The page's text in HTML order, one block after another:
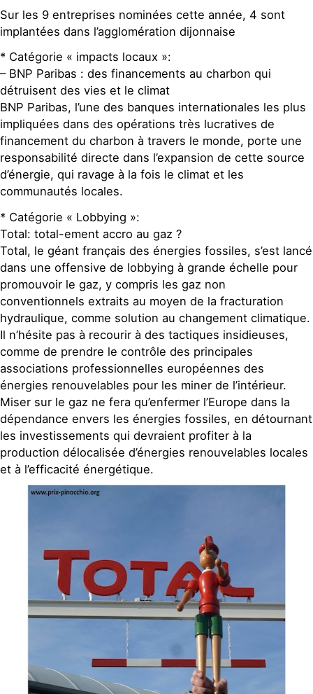
Sur les 9 entreprises nominées cette année, 4 sont
implantées dans l’agglomération dijonnaise
* Catégorie « impacts locaux »:
– BNP Paribas : des financements au charbon qui
détruisent des vies et le climat
BNP Paribas, l’une des banques internationales les plus
impliquées dans des opérations très lucratives de
financement du charbon à travers le monde, porte une
responsabilité directe dans l’expansion de cette source
d’énergie, qui ravage à la fois le climat et les
communautés locales.
* Catégorie « Lobbying »:
Total: total-ement accro au gaz ?
Total, le géant français des énergies fossiles, s’est lancé
dans une offensive de lobbying à grande échelle pour
promouvoir le gaz, y compris les gaz non
conventionnels extraits au moyen de la fracturation
hydraulique, comme solution au changement climatique.
Il n’hésite pas à recourir à des tactiques insidieuses,
comme de prendre le contrôle des principales
associations professionnelles européennes des
énergies renouvelables pour les miner de l’intérieur.
Miser sur le gaz ne fera qu’enfermer l’Europe dans la
dépendance envers les énergies fossiles, en détournant
les investissements qui devraient profiter à la
production délocalisée d’énergies renouvelables locales
et à l’efficacité énergétique.